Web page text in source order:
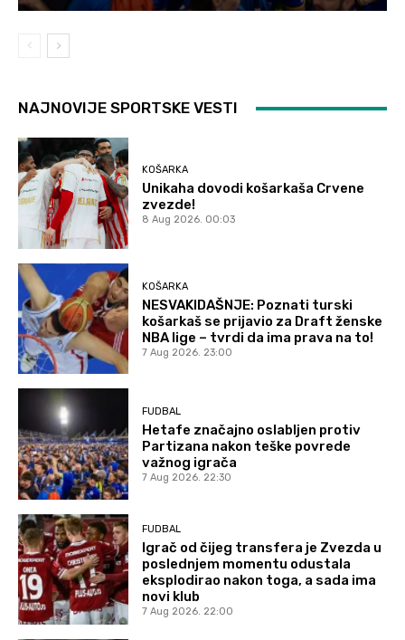
NAJNOVIJE SPORTSKE VESTI
KOŠARKA
Unikaha dovodi košarkaša Crvene
zvezde!
8 Aug 2026. 00:03
KOŠARKA
NESVAKIDAŠNJE: Poznati turski
košarkaš se prijavio za Draft ženske
NBA lige – tvrdi da ima prava na to!
7 Aug 2026. 23:00
FUDBAL
Hetafe značajno oslabljen protiv
Partizana nakon teške povrede
važnog igrača
7 Aug 2026. 22:30
FUDBAL
Igrač od čijeg transfera je Zvezda u
poslednjem momentu odustala
eksplodirao nakon toga, a sada ima
novi klub
7 Aug 2026. 22:00